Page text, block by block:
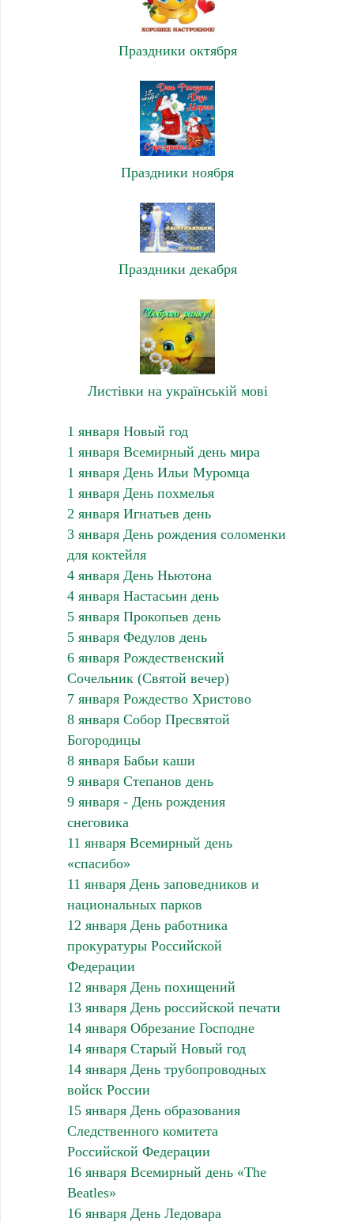
Праздники октября
Праздники ноября
Праздники декабря
Листівки на українській мові
1 января Новый год
1 января Всемирный день мира
1 января День Ильи Муромца
1 января День похмелья
2 января Игнатьев день
3 января День рождения соломенки
для коктейля
4 января День Ньютона
4 января Настасьин день
5 января Прокопьев день
5 января Федулов день
6 января Рождественский
Сочельник (Святой вечер)
7 января Рождество Христово
8 января Собор Пресвятой
Богородицы
8 января Бабьи каши
9 января Степанов день
9 января - День рождения
снеговика
11 января Всемирный день
«спасибо»
11 января День заповедников и
национальных парков
12 января День работника
прокуратуры Российской
Федерации
12 января День похищений
13 января День российской печати
14 января Обрезание Господне
14 января Старый Новый год
14 января День трубопроводных
войск России
15 января День образования
Следственного комитета
Российской Федерации
16 января Всемирный день «The
Beatles»
16 января День Ледовара